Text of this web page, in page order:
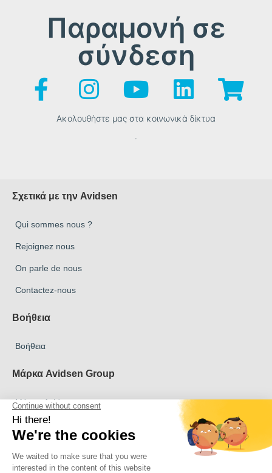
Παραμονή σε
σύνδεση
Ακολουθήστε μας στα κοινωνικά δίκτυα
.
Σχετικά με την Avidsen
Qui sommes nous ?
Rejoignez nous
On parle de nous
Contactez-nous
Βοήθεια
Βοήθεια
Μάρκα Avidsen Group
Μάρκα Avidsen
Μάρκα Extel
Μάρκα Thomson